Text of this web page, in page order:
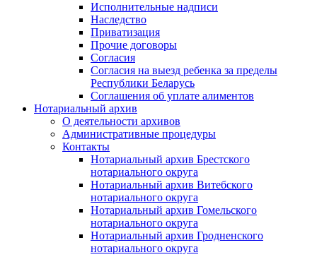
Исполнительные надписи
Наследство
Приватизация
Прочие договоры
Согласия
Согласия на выезд ребенка за пределы
Республики Беларусь
Соглашения об уплате алиментов
Нотариальный архив
О деятельности архивов
Административные процедуры
Контакты
Нотариальный архив Брестского
нотариального округа
Нотариальный архив Витебского
нотариального округа
Нотариальный архив Гомельского
нотариального округа
Нотариальный архив Гродненского
нотариального округа